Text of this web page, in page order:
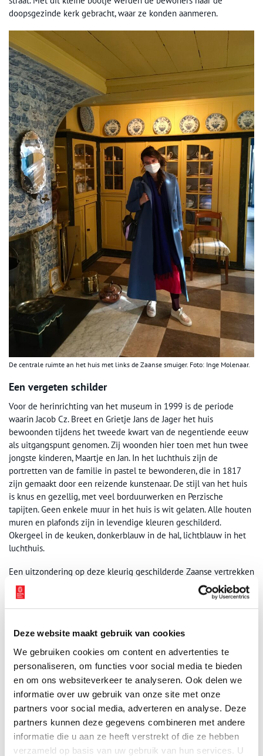
Deze website maakt gebruik van cookies
We gebruiken cookies om content en advertenties te
personaliseren, om functies voor social media te bieden
en om ons websiteverkeer te analyseren. Ook delen we
informatie over uw gebruik van onze site met onze
partners voor social media, adverteren en analyse. Deze
partners kunnen deze gegevens combineren met andere
informatie die u aan ze heeft verstrekt of die ze hebben
verzameld op basis van uw gebruik van hun services. U
doopsgezinde kerk gebracht, waar ze konden aanmeren.
De centrale ruimte an het huis met links de Zaanse smuiger. Foto: Inge Molenaar.
Een vergeten schilder
Voor de herinrichting van het museum in 1999 is de periode
waarin Jacob Cz. Breet en Grietje Jans de Jager het huis
bewoonden tijdens het tweede kwart van de negentiende eeuw
als uitgangspunt genomen. Zij woonden hier toen met hun twee
jongste kinderen, Maartje en Jan. In het luchthuis zijn de
portretten van de familie in pastel te bewonderen, die in 1817
zijn gemaakt door een reizende kunstenaar. De stijl van het huis
is knus en gezellig, met veel borduurwerken en Perzische
tapijten. Geen enkele muur in het huis is wit gelaten. Alle houten
muren en plafonds zijn in levendige kleuren geschilderd.
Okergeel in de keuken, donkerblauw in de hal, lichtblauw in het
luchthuis.
Een uitzondering op deze kleurig geschilderde Zaanse vertrekken
vormt de Tuinkamer met de. behangselschilderingen. Alle wanden
van deze leverroze kamer aan de voorzijde van het huis zijn
bekleed met geschilderde fantasielandschappen. De bewoners
schilderingen zijn van de hand van Willem Uppink uit Amsterdam.
Deze behangselschilder was een veelgevraagde schilder, die
menig (grachten-)pand met zijn schilderingen opsierde. In de loop
van de negentiende eeuw raakte hij in de vergetelheid, tot een
recent onderzoek zijn werk aan het licht bracht. Aan de dijk is
nog een andere ensemble van zijn hand bewaard gebleven, die
niet door bezoekers te bezichtigen is.